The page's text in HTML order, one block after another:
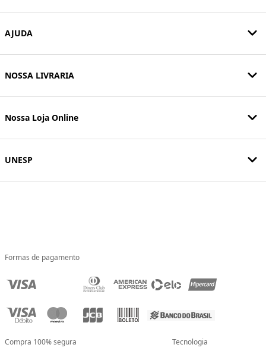
AJUDA
NOSSA LIVRARIA
Nossa Loja Online
UNESP
Formas de pagamento
Compra 100% segura Tecnologia